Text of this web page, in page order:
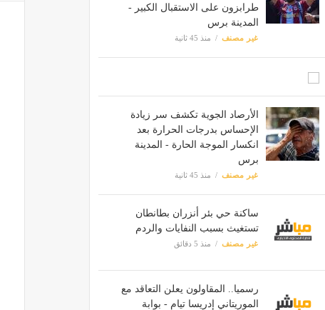
طرابزون على الاستقبال الكبير -
المدينة برس
غير مصنف منذ 45 ثانية
الأرصاد الجوية تكشف سر زيادة
الإحساس بدرجات الحرارة بعد
انكسار الموجة الحارة - المدينة
برس
غير مصنف منذ 45 ثانية
ساكنة حي بئر أنزران بطانطان
تستغيث بسبب النفايات والردم
غير مصنف منذ 5 دقائق
رسميا.. المقاولون يعلن التعاقد مع
الموريتاني إدريسا تيام - بوابة